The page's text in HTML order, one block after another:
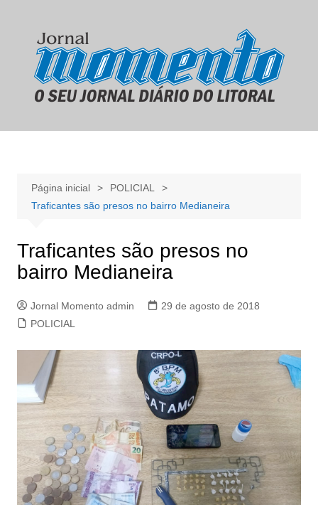
conteúdo
Página inicial
POLICIAL
Traficantes são presos no bairro Medianeira
Traficantes são presos no
bairro Medianeira
Jornal Momento admin
29 de agosto de 2018
POLICIAL